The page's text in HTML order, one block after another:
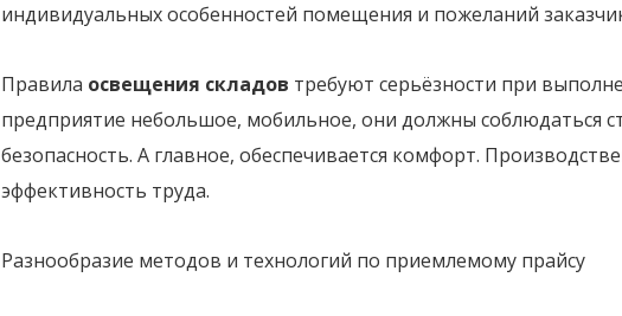
индивидуальных особенностей помещения и пожеланий
Правила освещения складов требуют серьёзности при
предприятие небольшое, мобильное, они должны соблюдаться
безопасность. А главное, обеспечивается комфорт.
эффективность труда.
Разнообразие методов и технологий по приемлемому прайсу